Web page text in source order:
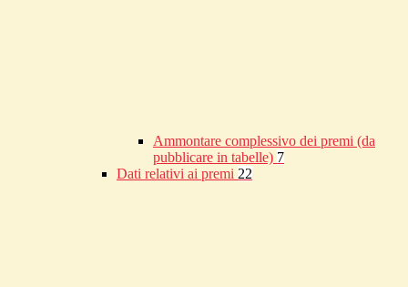
Ammontare complessivo dei premi (da
pubblicare in tabelle) 7
Dati relativi ai premi 22